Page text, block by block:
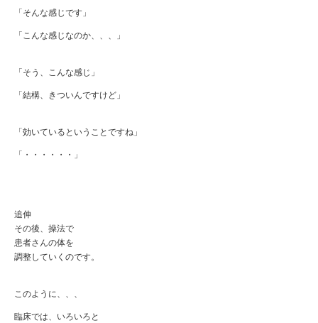
「そんな感じです」
「こんな感じなのか、、、」
「そう、こんな感じ」
「結構、きついんですけど」
「効いているということですね」
「・・・・・・」
追伸
その後、操法で
患者さんの体を
調整していくのです。
このように、、、
臨床では、いろいろと